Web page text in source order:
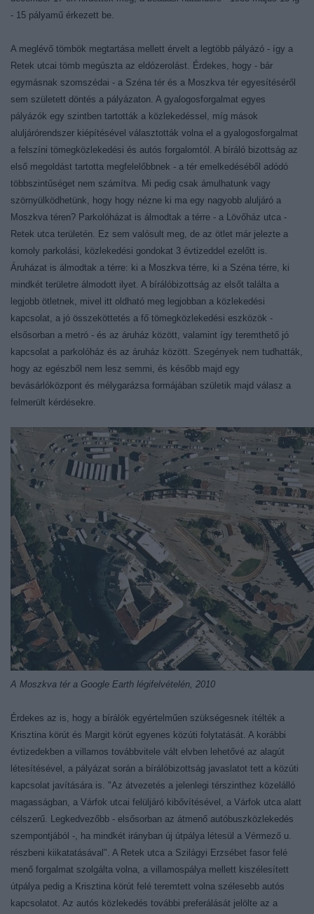
- 15 pályamű érkezett be.
A meglévő tömbök megtartása mellett érvelt a legtöbb pályázó - így a
Retek utcai tömb megúszta az eldózerolást. Érdekes, hogy - bár
egymásnak szomszédai - a Széna tér és a Moszkva tér egyesítéséről
sem született döntés a pályázaton. A gyalogosforgalmat egyes
pályázók egy szintben tartották a közlekedéssel, míg mások
aluljárórendszer kiépítésével választották volna el a gyalogosforgalmat
a felszíni tömegközlekedési és autós forgalomtól. A bíráló bizottság az
első megoldást tartotta megfelelőbbnek - a tér emelkedéséből adódó
többszintűséget nem számítva. Mi pedig csak ámulhatunk vagy
szörnyülködhetünk, hogy hogy nézne ki ma egy nagyobb aluljáró a
Moszkva téren? Parkolóházat is álmodtak a térre - a Lövőház utca -
Retek utca területén. Ez sem valósult meg, de az ötlet már jelezte a
komoly parkolási, közlekedési gondokat 3 évtizeddel ezelőtt is.
Áruházat is álmodtak a térre: ki a Moszkva térre, ki a Széna térre, ki
mindkét területre álmodott ilyet. A bírálóbizottság az elsőt találta a
legjobb ötletnek, mivel itt oldható meg legjobban a közlekedési
kapcsolat, a jó összeköttetés a fő tömegközlekedési eszközök -
elsősorban a metró - és az áruház között, valamint így teremthető jó
kapcsolat a parkolóház és az áruház között. Szegények nem tudhatták,
hogy az egészből nem lesz semmi, és később majd egy
bevásárlóközpont és mélygarázsa formájában születik majd válasz a
felmerült kérdésekre.
A Moszkva tér a Google Earth légifelvételén, 2010
Érdekes az is, hogy a bírálók egyértelműen szükségesnek ítélték a
Krisztina körút és Margit körút egyenes közúti folytatását. A korábbi
évtizedekben a villamos továbbvitele vált elvben lehetővé az alagút
létesítésével, a pályázat során a bírálóbizottság javaslatot tett a közúti
kapcsolat javítására is. "Az átvezetés a jelenlegi térszinthez közelálló
magasságban, a Várfok utcai felüljáró kibővítésével, a Várfok utca alatt
célszerű. Legkedvezőbb - elsősorban az átmenő autóbuszközlekedés
szempontjából -, ha mindkét irányban új útpálya létesül a Vérmező u.
részbeni kiikatatásával". A Retek utca a Szilágyi Erzsébet fasor felé
menő forgalmat szolgálta volna, a villamospálya mellett kiszélesített
útpálya pedig a Krisztina körút felé teremtett volna szélesebb autós
kapcsolatot. Az autós közlekedés további preferálását jelölte az a